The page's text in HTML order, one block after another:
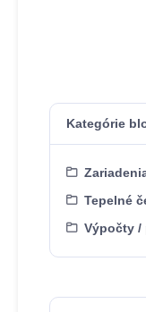
Kategórie
Tepelné
Výpočty /